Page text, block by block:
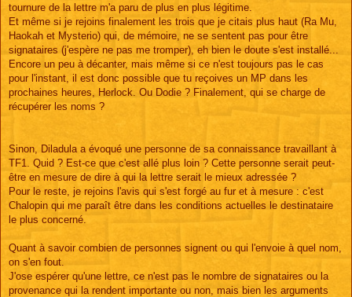
tournure de la lettre m'a paru de plus en plus légitime.
Et même si je rejoins finalement les trois que je citais plus haut (Ra Mu,
Haokah et Mysterio) qui, de mémoire, ne se sentent pas pour être
signataires (j'espère ne pas me tromper), eh bien le doute s'est installé...
Encore un peu à décanter, mais même si ce n'est toujours pas le cas
pour l'instant, il est donc possible que tu reçoives un MP dans les
prochaines heures, Herlock. Ou Dodie ? Finalement, qui se charge de
récupérer les noms ?
Sinon, Diladula a évoqué une personne de sa connaissance travaillant à
TF1. Quid ? Est-ce que c'est allé plus loin ? Cette personne serait peut-
être en mesure de dire à qui la lettre serait le mieux adressée ?
Pour le reste, je rejoins l'avis qui s'est forgé au fur et à mesure : c'est
Chalopin qui me paraît être dans les conditions actuelles le destinataire
le plus concerné.
Quant à savoir combien de personnes signent ou qui l'envoie à quel nom,
on s'en fout.
J'ose espérer qu'une lettre, ce n'est pas le nombre de signataires ou la
provenance qui la rendent importante ou non, mais bien les arguments